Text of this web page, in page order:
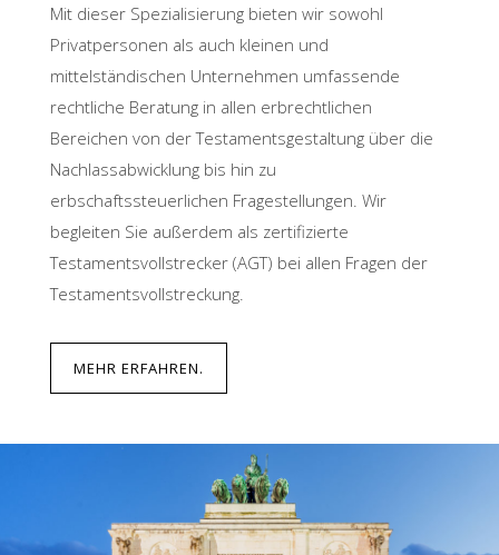
Mit dieser Spezialisierung bieten wir sowohl
Privatpersonen als auch kleinen und
mittelständischen Unternehmen umfassende
rechtliche Beratung in allen erbrechtlichen
Bereichen von der Testamentsgestaltung über die
Nachlassabwicklung bis hin zu
erbschaftssteuerlichen Fragestellungen. Wir
begleiten Sie außerdem als zertifizierte
Testamentsvollstrecker (AGT) bei allen Fragen der
Testamentsvollstreckung.
MEHR ERFAHREN.